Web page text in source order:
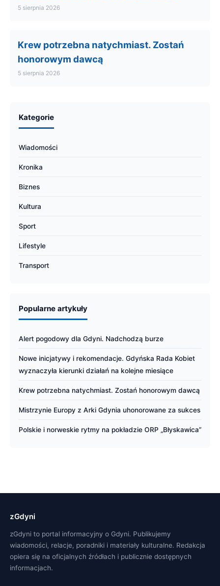
5 sierpnia 2026
Krew potrzebna natychmiast. Zostań
honorowym dawcą
5 sierpnia 2026
Kategorie
Wiadomości
Kronika
Biznes
Kultura
Sport
Lifestyle
Transport
Popularne artykuły
Alert pogodowy dla Gdyni. Nadchodzą burze
Nowe inicjatywy i rekomendacje. Gdyńska Rada Kobiet
wyznaczyła kierunki działań na kolejne miesiące
Krew potrzebna natychmiast. Zostań honorowym dawcą
Mistrzynie Europy z Arki Gdynia uhonorowane za sukces
Polskie i norweskie rytmy na pokładzie ORP „Błyskawica”
zGdyni
zGdyni to portal informacyjny o Gdyni. Publikujemy
wiadomości, relacje, poradniki i materiały kulturalne. Redakcja
opiera się na oficjalnych źródłach i publicznie dostępnych
informacjach.